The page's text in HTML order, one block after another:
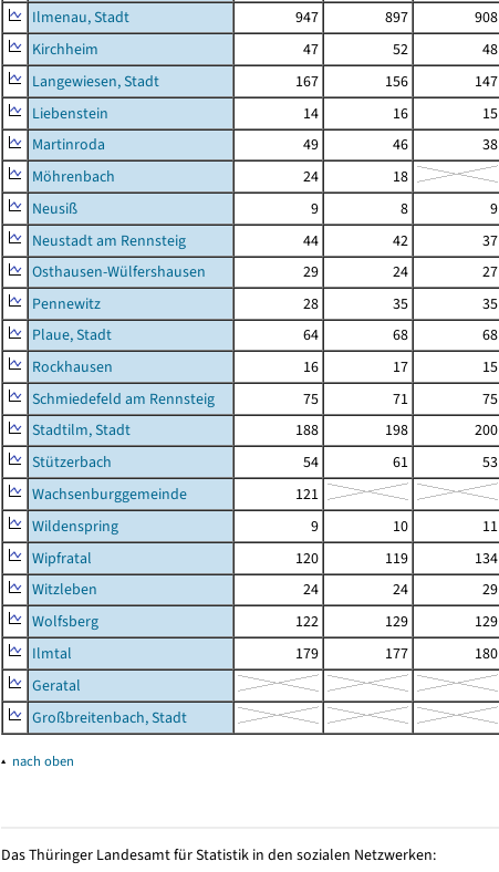
Ilmenau, Stadt
947 897 908
Kirchheim
47 52 48
Langewiesen, Stadt
167 156 147
Liebenstein
14 16 15
Martinroda
49 46 38
Möhrenbach
24
18
Neusiß
9 8 9
Neustadt am Rennsteig
44 42 37
Osthausen-Wülfershausen
29 24 27
Pennewitz
28 35 35
Plaue, Stadt
64 68 68
Rockhausen
16 17 15
Schmiedefeld am Rennsteig
75 71 75
Stadtilm, Stadt
188 198 200
Stützerbach
54 61 53
Wachsenburggemeinde
121
Wildenspring
9 10 11
Wipfratal
120 119 134
Witzleben
24 24 29
Wolfsberg
122 129 129
Ilmtal
179 177 180
Geratal
Großbreitenbach, Stadt
▴ nach oben
Das Thüringer Landesamt für Statistik in den sozialen Netzwerken: